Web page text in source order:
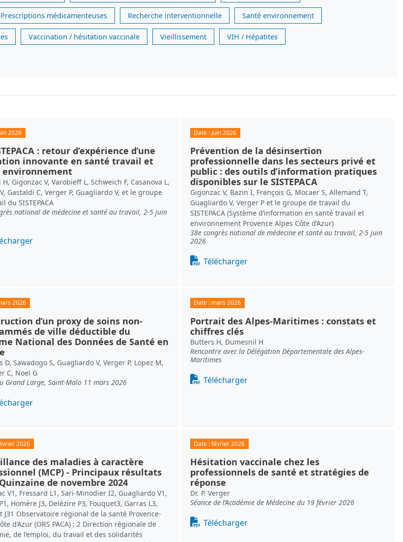
Prescriptions médicamenteuses Recherche interventionnelle Santé environnement
Vaccination / hésitation vaccinale Vieillissement VIH / Hépatites
2026
: retour d’expérience d’une
innovante en santé travail et
environnement
Gigonzac V, Varobieff L, Schweich F, Casanova L,
Gastaldi C, Verger P, Guagliardo V, et le groupe
du SISTEPACA
national de médecine et santé au travail, 2-5 juin
Date : juin 2026
Prévention de la désinsertion
professionnelle dans les secteurs privé et
public : des outils d’information pratiques
disponibles sur le SISTEPACA
Gigonzac V, Bazin I, François G, Mocaer S, Allemand T,
Guagliardo V, Verger P et le groupe de travail du
SISTEPACA (Système d’information en santé travail et
environnement Provence Alpes Côte d’Azur)
38e congrès national de médecine et santé au travail, 2-5 juin
2026
Document
Télécharger
2026
d’un proxy de soins non-
de ville déductible du
National des Données de Santé en
D, Sawadogo S, Guagliardo V, Verger P, Lopez M,
C, Noel G
Grand Large, Saint-Malo 11 mars 2026
Date : mars 2026
Portrait des Alpes-Maritimes : constats et
chiffres clés
Butters H, Dumesnil H
Rencontre avec la Délégation Départementale des Alpes-
Maritimes
Document
Télécharger
2026
des maladies à caractère
(MCP) - Principaux résultats
de novembre 2024
V1, Fressard L1, Sari-Minodier I2, Guagliardo V1,
Homère J3, Delézire P3, Fouquet3, Garras L3,
J31 Observatoire régional de la santé Provence-
d’Azur (ORS PACA) ; 2 Direction régionale de
de l’emploi, du travail et des solidarités
Date :février 2026
Hésitation vaccinale chez les
professionnels de santé et stratégies de
réponse
Dr. P. Verger
Séance de l’Académie de Médecine du 19 février 2026
Document
Télécharger